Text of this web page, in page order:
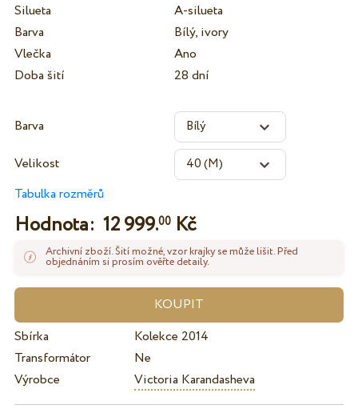
Silueta
A-silueta
Barva
Bílý, ivory
Vlečka
Ano
Doba šití
28 dní
Barva
Velikost
Tabulka rozměrů
Hodnota: 12 999.00Kč
Archivní zboží. Šití možné, vzor krajky se může lišit. Před
objednáním si prosím ověřte detaily.
Sbírka
Kolekce 2014
Transformátor
Ne
Výrobce
Victoria Karandasheva